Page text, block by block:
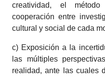
creatividad, el
cooperación entre
cultural y social de cada
c) Exposición a la
las múltiples
realidad, ante las cuales